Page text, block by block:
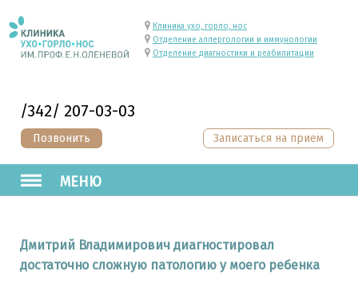
/342/ 207-03-03
Позвонить
Клиника ухо, горло, нос
Отделение аллергологии и иммунологии
Отделение диагностики и реабилитации
МЕНЮ
Записаться на прием
Дмитрий Владимирович диагностировал
достаточно сложную патологию у моего ребенка